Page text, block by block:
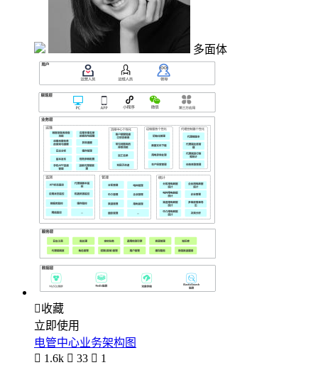
多面体
收藏
立即使用
电管中心业务架构图
 1.6k  33  1